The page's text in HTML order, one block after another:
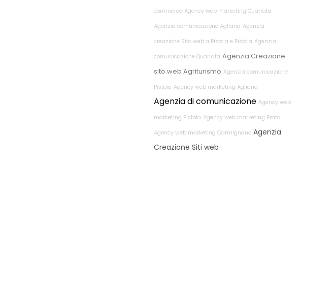
commerce Agency web marketing Quarrata
Agenzia comunicazione Agliana Agenzia
creazione Sito web a Pistoia e Pistoia Agenzia
comunicazione Quarrata Agenzia Creazione
sito web Agriturismo Agenzia comunicazione
Pistoia Agency web marketing Agliana
Agenzia di comunicazione Agency web
marketing Pistoia Agency web marketing Prato
Agency web marketing Carmignano Agenzia
Creazione Siti web